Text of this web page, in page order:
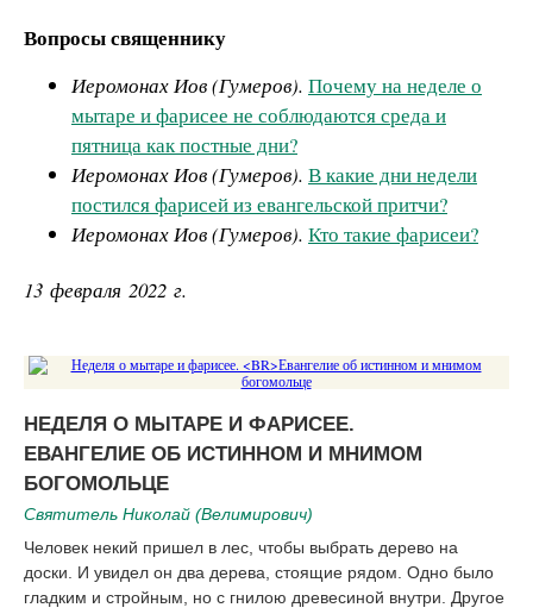
Вопросы священнику
Иеромонах Иов (Гумеров). Почему на неделе о
мытаре и фарисее не соблюдаются среда и
пятница как постные дни?
Иеромонах Иов (Гумеров). В какие дни недели
постился фарисей из евангельской притчи?
Иеромонах Иов (Гумеров). Кто такие фарисеи?
13 февраля 2022 г.
НЕДЕЛЯ О МЫТАРЕ И ФАРИСЕЕ.
ЕВАНГЕЛИЕ ОБ ИСТИННОМ И МНИМОМ
БОГОМОЛЬЦЕ
Святитель Николай (Велимирович)
Человек некий пришел в лес, чтобы выбрать дерево на
доски. И увидел он два дерева, стоящие рядом. Одно было
гладким и стройным, но с гнилою древесиной внутри. Другое